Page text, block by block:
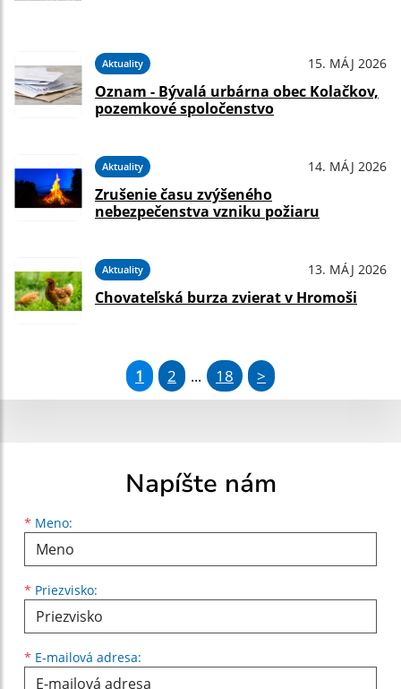
Aktuality 15. MÁJ 2026
Oznam - Bývalá urbárna obec Kolačkov,
pozemkové spoločenstvo
Aktuality 14. MÁJ 2026
Zrušenie času zvýšeného
nebezpečenstva vzniku požiaru
Aktuality 13. MÁJ 2026
Chovateľská burza zvierat v Hromoši
1 2 ... 18 >
Napíšte nám
* Meno:
Meno
* Priezvisko:
Priezvisko
* E-mailová adresa:
E-mailová adresa